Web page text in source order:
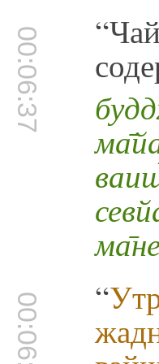
00:06:37
“